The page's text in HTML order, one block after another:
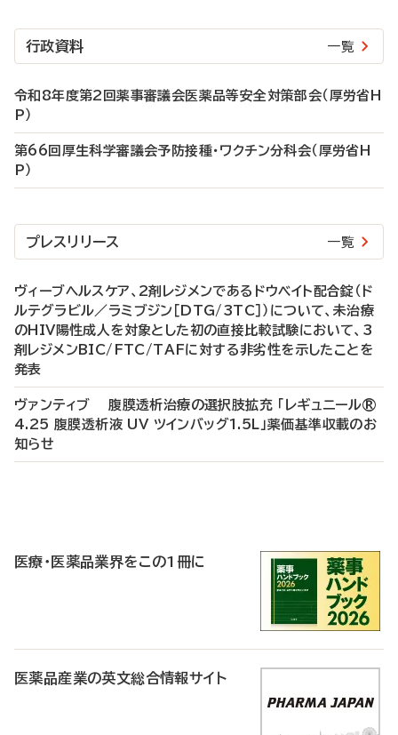
行政資料 一覧
令和8年度第2回薬事審議会医薬品等安全対策部会（厚労省H
P）
第66回厚生科学審議会予防接種・ワクチン分科会（厚労省H
P）
プレスリリース 一覧
ヴィーブヘルスケア、2剤レジメンであるドウベイト配合錠（ド
ルテグラビル／ラミブジン［DTG/3TC］）について、未治療
のHIV陽性成人を対象とした初の直接比較試験において、3
剤レジメンBIC/FTC/TAFに対する非劣性を示したことを
発表
ヴァンティブ 腹膜透析治療の選択肢拡充 「レギュニール®
4.25 腹膜透析液 UV ツインバッグ1.5L」薬価基準収載のお
知らせ
医療・医薬品業界をこの1冊に
医薬品産業の英文総合情報サイト